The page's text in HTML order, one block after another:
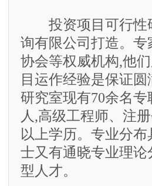
投资项目可行性
询有限公司打造。
协会等权威机构,他
目运作经验是保证
研究室现有70余名
人,高级工程师、注
以上学历。专业分
士又有通晓专业理
型人才。